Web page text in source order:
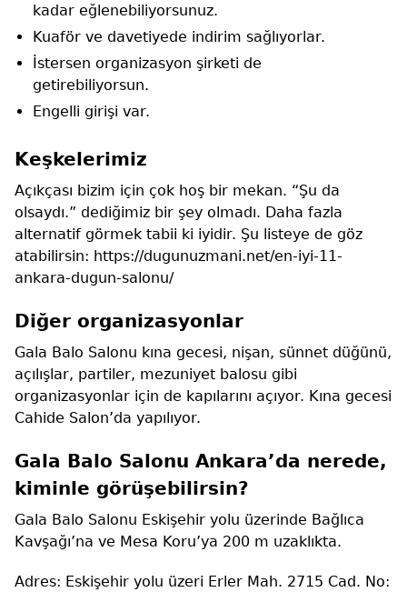
kadar eğlenebiliyorsunuz.
Kuaför ve davetiyede indirim sağlıyorlar.
İstersen organizasyon şirketi de
getirebiliyorsun.
Engelli girişi var.
Keşkelerimiz
Açıkçası bizim için çok hoş bir mekan. “Şu da
olsaydı.” dediğimiz bir şey olmadı. Daha fazla
alternatif görmek tabii ki iyidir. Şu listeye de göz
atabilirsin: https://dugunuzmani.net/en-iyi-11-
ankara-dugun-salonu/
Diğer organizasyonlar
Gala Balo Salonu kına gecesi, nişan, sünnet düğünü,
açılışlar, partiler, mezuniyet balosu gibi
organizasyonlar için de kapılarını açıyor. Kına gecesi
Cahide Salon’da yapılıyor.
Gala Balo Salonu Ankara’da nerede,
kiminle görüşebilirsin?
Gala Balo Salonu Eskişehir yolu üzerinde Bağlıca
Kavşağı’na ve Mesa Koru’ya 200 m uzaklıkta.
Adres: Eskişehir yolu üzeri Erler Mah. 2715 Cad. No: